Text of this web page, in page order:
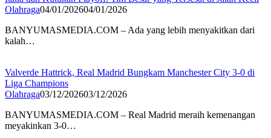
Olahraga04/01/202604/01/2026
BANYUMASMEDIA.COM – Ada yang lebih menyakitkan dari
kalah…
Valverde Hattrick, Real Madrid Bungkam Manchester City 3-0 di
Liga Champions
Olahraga03/12/202603/12/2026
BANYUMASMEDIA.COM – Real Madrid meraih kemenangan
meyakinkan 3-0…